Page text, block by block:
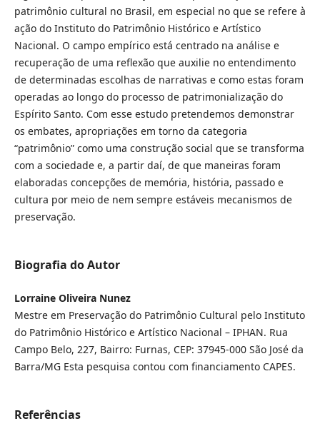
patrimônio cultural no Brasil, em especial no que se refere à
ação do Instituto do Patrimônio Histórico e Artístico
Nacional. O campo empírico está centrado na análise e
recuperação de uma reflexão que auxilie no entendimento
de determinadas escolhas de narrativas e como estas foram
operadas ao longo do processo de patrimonialização do
Espírito Santo. Com esse estudo pretendemos demonstrar
os embates, apropriações em torno da categoria
“patrimônio” como uma construção social que se transforma
com a sociedade e, a partir daí, de que maneiras foram
elaboradas concepções de memória, história, passado e
cultura por meio de nem sempre estáveis mecanismos de
preservação.
Biografia do Autor
Lorraine Oliveira Nunez
Mestre em Preservação do Patrimônio Cultural pelo Instituto
do Patrimônio Histórico e Artístico Nacional – IPHAN. Rua
Campo Belo, 227, Bairro: Furnas, CEP: 37945-000 São José da
Barra/MG Esta pesquisa contou com financiamento CAPES.
Referências